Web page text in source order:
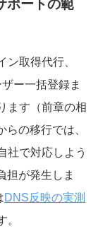
ポートの範
ン取得代行、
ー一括登録ま
ます（前章の相
の移行では、
社で対応しよう
担が発生しま
DNS反映の実測
。